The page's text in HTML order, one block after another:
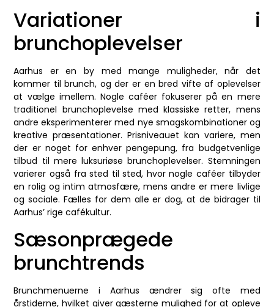
Variationer i
brunchoplevelser
Aarhus er en by med mange muligheder, når det
kommer til brunch, og der er en bred vifte af oplevelser
at vælge imellem. Nogle caféer fokuserer på en mere
traditionel brunchoplevelse med klassiske retter, mens
andre eksperimenterer med nye smagskombinationer og
kreative præsentationer. Prisniveauet kan variere, men
der er noget for enhver pengepung, fra budgetvenlige
tilbud til mere luksuriøse brunchoplevelser. Stemningen
varierer også fra sted til sted, hvor nogle caféer tilbyder
en rolig og intim atmosfære, mens andre er mere livlige
og sociale. Fælles for dem alle er dog, at de bidrager til
Aarhus’ rige cafékultur.
Sæsonprægede
brunchtrends
Brunchmenuerne i Aarhus ændrer sig ofte med
årstiderne, hvilket giver gæsterne mulighed for at opleve